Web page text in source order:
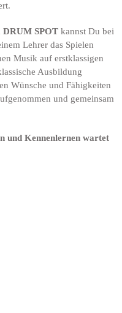
DRUM SPOTkannst Du bei
Lehrer das Spielen
Musik auf erstklassigen
Ausbildung
Wünsche und Fähigkeiten
und gemeinsam
und Kennenlernen wartet